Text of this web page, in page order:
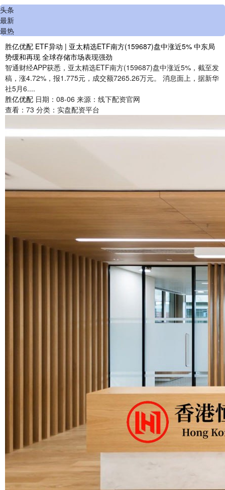
头条
最新
最热
胜亿优配 ETF异动 | 亚太精选ETF南方(159687)盘中涨近5% 中东局
势缓和再现 全球存储市场表现强劲
智通财经APP获悉，亚太精选ETF南方(159687)盘中涨近5%，截至发
稿，涨4.72%，报1.775元，成交额7265.26万元。 消息面上，据新华
社5月6....
胜亿优配 日期：08-06 来源：线下配资官网
查看： 73 分类： 实盘配资平台